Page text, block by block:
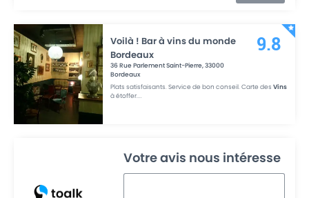
Voilà ! Bar à vins du monde
Bordeaux
36 Rue Parlement Saint-Pierre,33000
Bordeaux
Plats satisfaisants. Service de bon conseil. Carte desVins
à étoffer....
9.8
Votre avis nous intéresse